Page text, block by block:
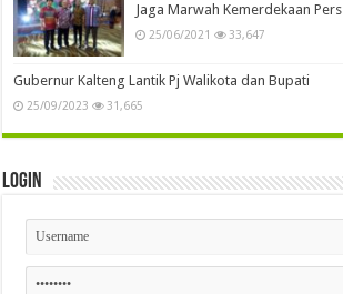
Jaga Marwah Kemerdekaan Pers
25/06/2021 33,647
Gubernur Kalteng Lantik Pj Walikota dan Bupati
25/09/2023 31,665
Login